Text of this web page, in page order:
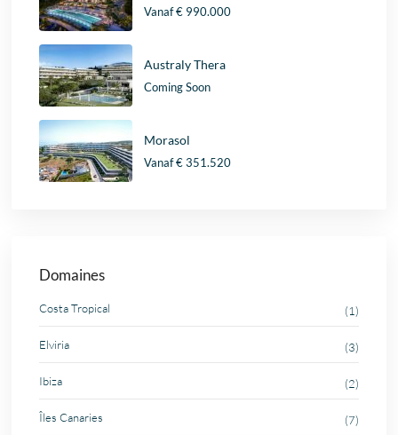
Vanaf€ 990.000
Australy Thera
Coming Soon
Morasol
Vanaf€ 351.520
Domaines
Costa Tropical (1)
Elviria (3)
Ibiza (2)
Îles Canaries (7)